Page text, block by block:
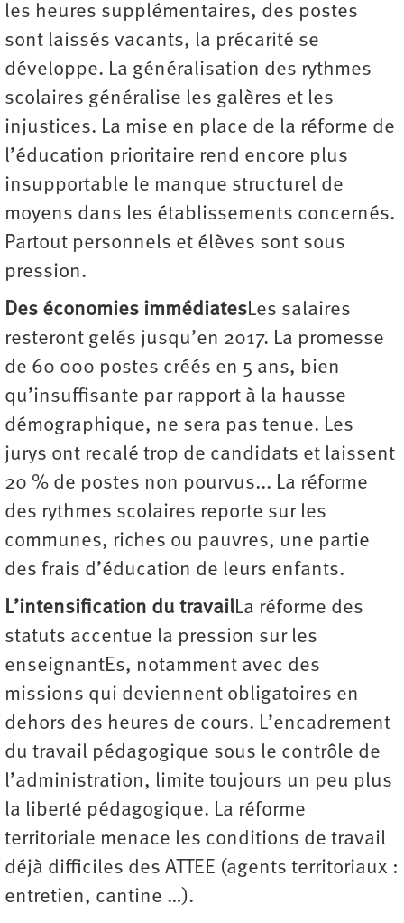
les heures supplémentaires, des postes
sont laissés vacants, la précarité se
développe. La généralisation des rythmes
scolaires généralise les galères et les
injustices. La mise en place de la réforme de
l’éducation prioritaire rend encore plus
insupportable le manque structurel de
moyens dans les établissements concernés.
Partout personnels et élèves sont sous
pression.
Des économies immédiatesLes salaires
resteront gelés jusqu’en 2017. La promesse
de 60 000 postes créés en 5 ans, bien
qu’insuffisante par rapport à la hausse
démographique, ne sera pas tenue. Les
jurys ont recalé trop de candidats et laissent
20 % de postes non pourvus... La réforme
des rythmes scolaires reporte sur les
communes, riches ou pauvres, une partie
des frais d’éducation de leurs enfants.
L’intensification du travailLa réforme des
statuts accentue la pression sur les
enseignantEs, notamment avec des
missions qui deviennent obligatoires en
dehors des heures de cours. L’encadrement
du travail pédagogique sous le contrôle de
l’administration, limite toujours un peu plus
la liberté pédagogique. La réforme
territoriale menace les conditions de travail
déjà difficiles des ATTEE (agents territoriaux :
entretien, cantine …).